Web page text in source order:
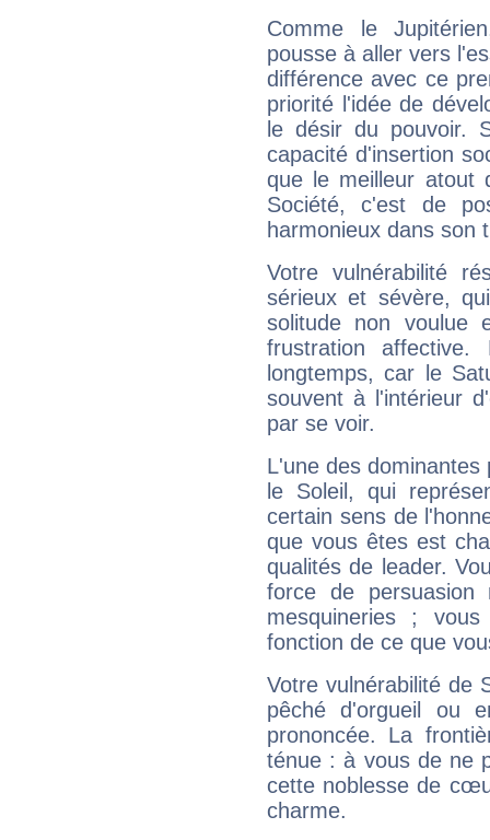
Comme le
pousse à aller vers
différence avec ce
priorité l'idée de
le désir du pouvoir.
capacité d'insertion
que le meilleur atout
Société, c'est de
harmonieux dans son
Votre vulnérabilité
sérieux et sévère,
solitude non voulue
frustration
longtemps, car le
souvent à l'intérieur
par se voir.
L'une des
le Soleil, qui
certain sens de
que vous êtes est
qualités de leader.
force de
mesquineries ;
fonction de ce que
Votre vulnérabilité de
pêché d'orgueil ou
prononcée. La
ténue : à vous de ne
cette noblesse de
charme.